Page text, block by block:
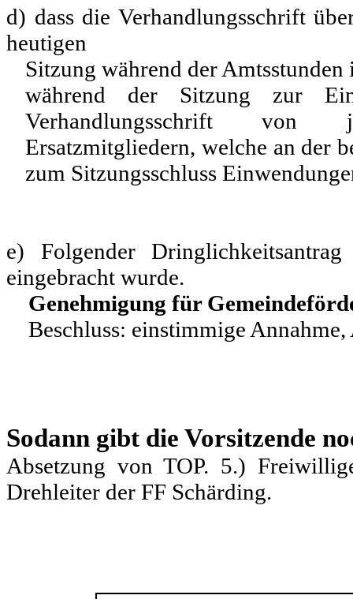
d) dass die Verhandlungsschrift
heutigen
Sitzung während der
während der Sitzung zur
Verhandlungsschrift von
Ersatzmitgliedern, welche an der
zum Sitzungsschluss
e) Folgender
eingebracht wurde.
Genehmigung für
Beschluss: einstimmige
Sodann gibt die Vorsitzende
Absetzung von TOP. 5.)
Drehleiter der FF Schärding.